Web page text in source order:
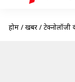
होम / खबरें / टेक्नोलॉजी